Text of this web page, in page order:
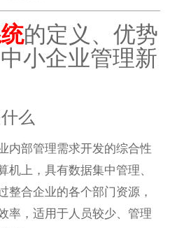
的定义、优势
小企业管理新
么
内部管理需求开发的综合性
机上，具有数据集中管理、
整合企业的各个部门资源，
率，适用于人员较少、管理